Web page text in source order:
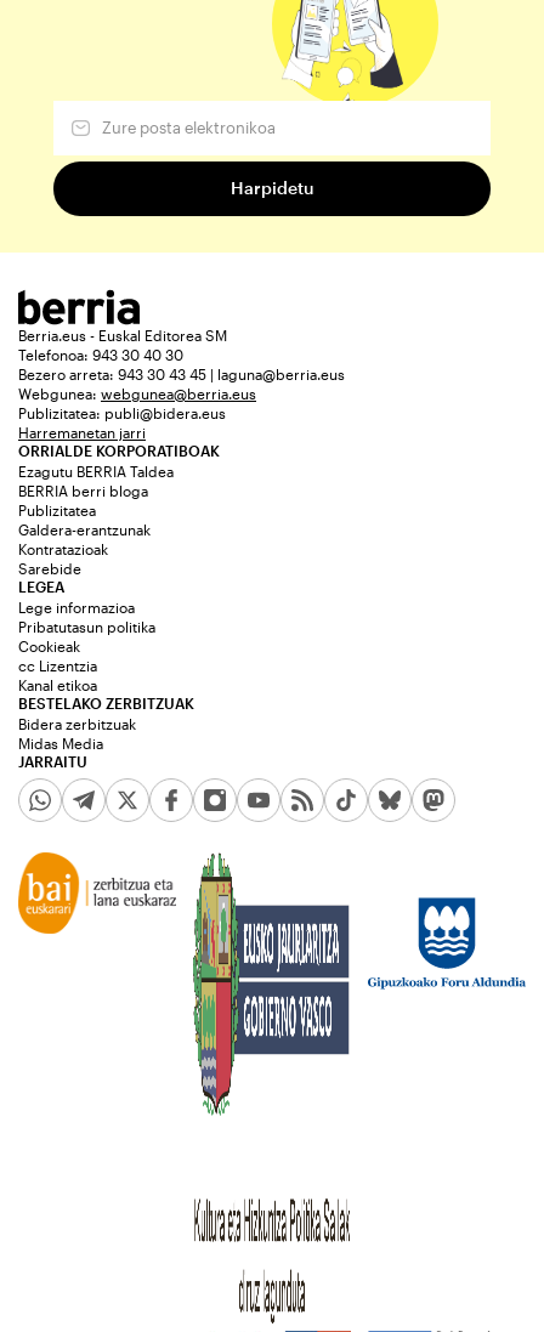
Berria.eus - Euskal Editorea SM
Telefonoa: 943 30 40 30
Bezero arreta: 943 30 43 45 | laguna@berria.eus
Webgunea: webgunea@berria.eus
Publizitatea: publi@bidera.eus
Harremanetan jarri
ORRIALDE KORPORATIBOAK
Ezagutu BERRIA Taldea
BERRIA berri bloga
Publizitatea
Galdera-erantzunak
Kontratazioak
Sarebide
JARRAITU
LEGEA
Lege informazioa
Pribatutasun politika
Cookieak
cc Lizentzia
Kanal etikoa
BESTELAKO ZERBITZUAK
Bidera zerbitzuak
Midas Media